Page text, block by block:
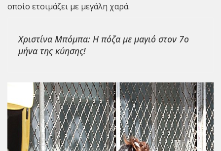
οποίο ετοιμάζει με μεγάλη χαρά.
Χριστίνα Μπόμπα: Η πόζα με μαγιό στον 7ο
μήνα της κύησης!